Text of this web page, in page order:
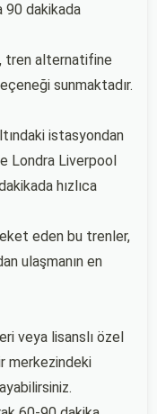
90 dakikada
tren alternatifine
sunmaktadır.
istasyondan
Londra Liverpool
hızlıca
eden bu trenler,
ulaşmanın en
veya lisanslı özel
merkezindeki